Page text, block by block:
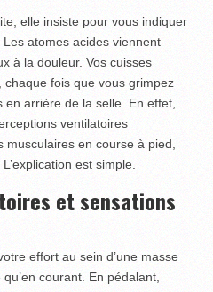
elle insiste pour vous indiquer
atomes acides viennent
à la douleur. Vos cuisses
fois que vous grimpez
arrière de la selle. En effet,
ventilatoires
en course à pied,
est simple.
et sensations
effort au sein d’une masse
courant. En pédalant,